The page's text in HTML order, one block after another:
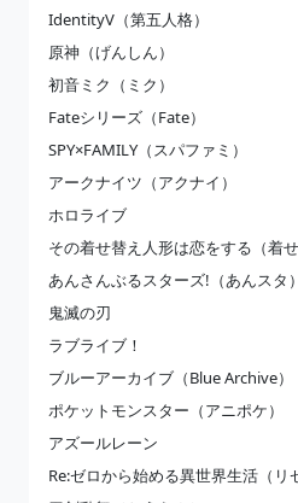
IdentityV（第五人格）
原神（げんしん）
初音ミク（ミク）
Fateシリーズ（Fate）
SPY×FAMILY（スパファミ）
アークナイツ（アクナイ）
ホロライブ
その着せ替え人形は恋をする（着せ
あんさんぶるスターズ!（あんスタ）
鬼滅の刃
ラブライブ！
ブルーアーカイブ（Blue Archive）
ポケットモンスター（アニポケ）
アズールレーン
Re:ゼロから始める異世界生活（リ